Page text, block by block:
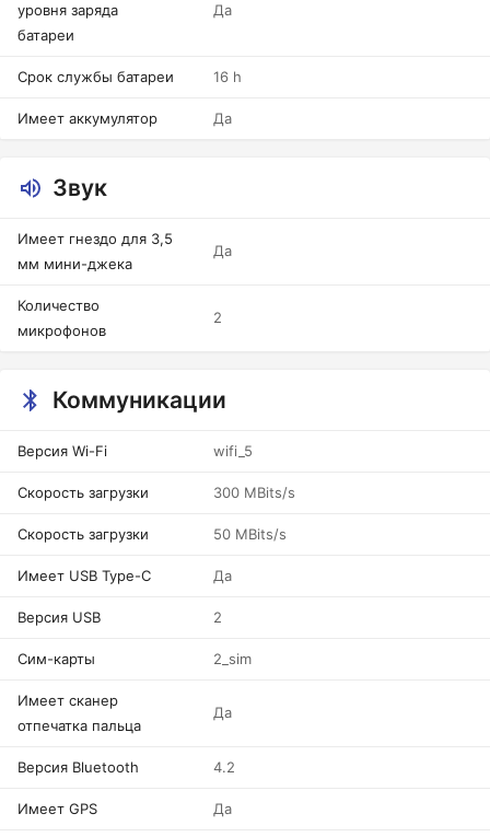
уровня заряда
батареи
Да
Срок службы батареи 16 h
Имеет аккумулятор Да
Звук
Имеет гнездо для 3,5
мм мини-джека
Да
Количество
микрофонов
2
Коммуникации
Версия Wi-Fi wifi_5
Скорость загрузки 300 MBits/s
Скорость загрузки 50 MBits/s
Имеет USB Type-C Да
Версия USB 2
Сим-карты 2_sim
Имеет сканер
отпечатка пальца
Да
Версия Bluetooth 4.2
Имеет GPS Да